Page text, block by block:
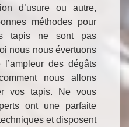
d’usure ou autre,
méthodes pour
tapis ne sont pas
nous nous évertuons
des dégâts
nous allons
vos tapis. Ne vous
ont une parfaite
et disposent